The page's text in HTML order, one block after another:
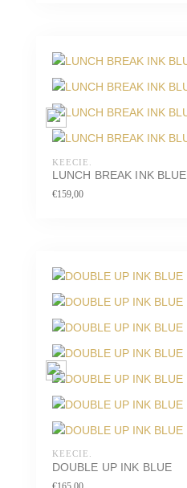
KEECIE.
LUNCH BREAK INK BLUE
€159,00
KEECIE.
DOUBLE UP INK BLUE